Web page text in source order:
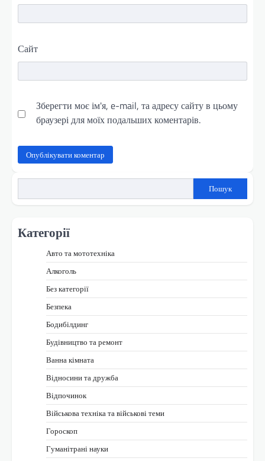
Сайт
Зберегти моє ім'я, e-mail, та адресу сайту в цьому
браузері для моїх подальших коментарів.
Пошук
Категорії
Авто та мототехніка
Алкоголь
Без категорії
Безпека
Бодибілдинг
Будівництво та ремонт
Ванна кімната
Відносини та дружба
Відпочинок
Військова техніка та військові теми
Гороскоп
Гуманітрані науки